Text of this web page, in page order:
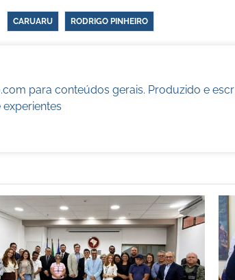
CARUARU RODRIGO PINHEIRO
para conteúdos gerais. Produzido e